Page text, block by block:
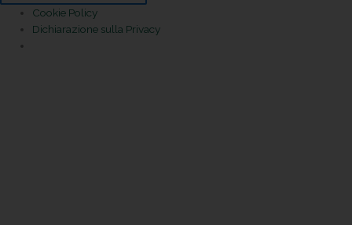
Cookie Policy
Dichiarazione sulla Privacy